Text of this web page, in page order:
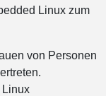
Linux zum
von Personen
Linux